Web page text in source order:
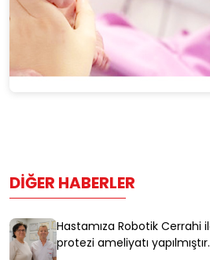
DIĞER HABERLER
Hastamıza Robotik Cerrahi
protezi ameliyatı yapılmıştır.